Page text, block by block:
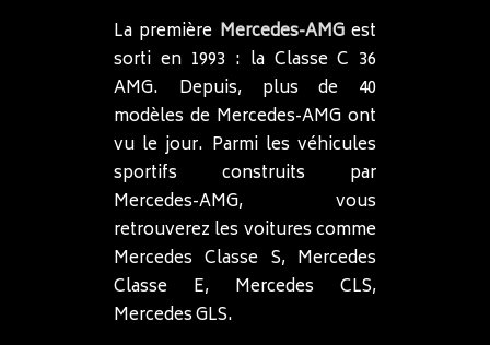
La première Mercedes-AMGest
sorti en 1993 : la Classe C 36
AMG. Depuis, plus de 40
modèles de Mercedes-AMG ont
vu le jour. Parmi les véhicules
sportifs construits par
Mercedes-AMG, vous
retrouverez les voitures comme
Mercedes Classe S, Mercedes
Classe E, Mercedes CLS,
Mercedes GLS.